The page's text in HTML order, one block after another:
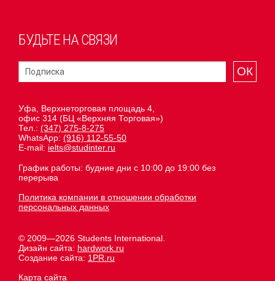
БУДЬТЕ НА СВЯЗИ
ОК
Уфа, Верхнеторговая площадь 4,
офис 314 (БЦ «Верхняя Торговая»)
Тел.: (347) 275-8-275
WhatsApp: (916) 112-55-50
E-mail: ielts@studinter.ru
График работы: будние дни с 10:00 до 19:00 без
перерыва
Политика компании в отношении обработки
персональных данных
© 2009—2026 Students International.
Дизайн сайта: hardwork.ru
Создание сайта: 1PR.ru
Карта сайта